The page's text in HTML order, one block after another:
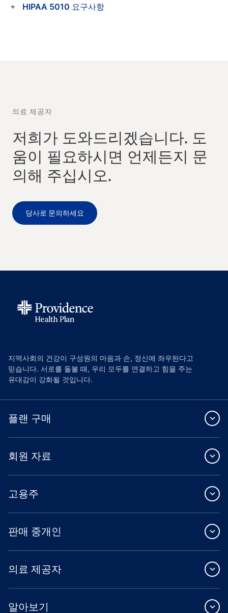
HIPAA 5010 요구사항
의료 제공자
저희가 도와드리겠습니다. 도
움이 필요하시면 언제든지 문
의해 주십시오.
당사로 문의하세요
지역사회의 건강이 구성원의 마음과 손, 정신에 좌우된다고
믿습니다. 서로를 돌볼 때, 우리 모두를 연결하고 힘을 주는
유대감이 강화될 것입니다.
플랜 구매
회원 자료
고용주
판매 중개인
의료 제공자
알아보기